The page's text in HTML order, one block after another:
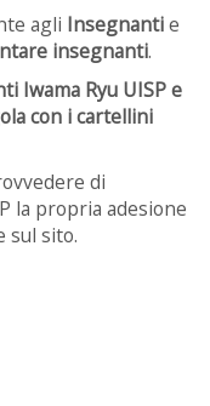
agli Insegnantie
insegnanti.
Iwama Ryu UISP e
con i cartellini
di
la propria adesione
sul sito.